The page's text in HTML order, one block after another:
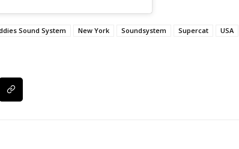
Sound System New York Soundsystem Supercat
USA